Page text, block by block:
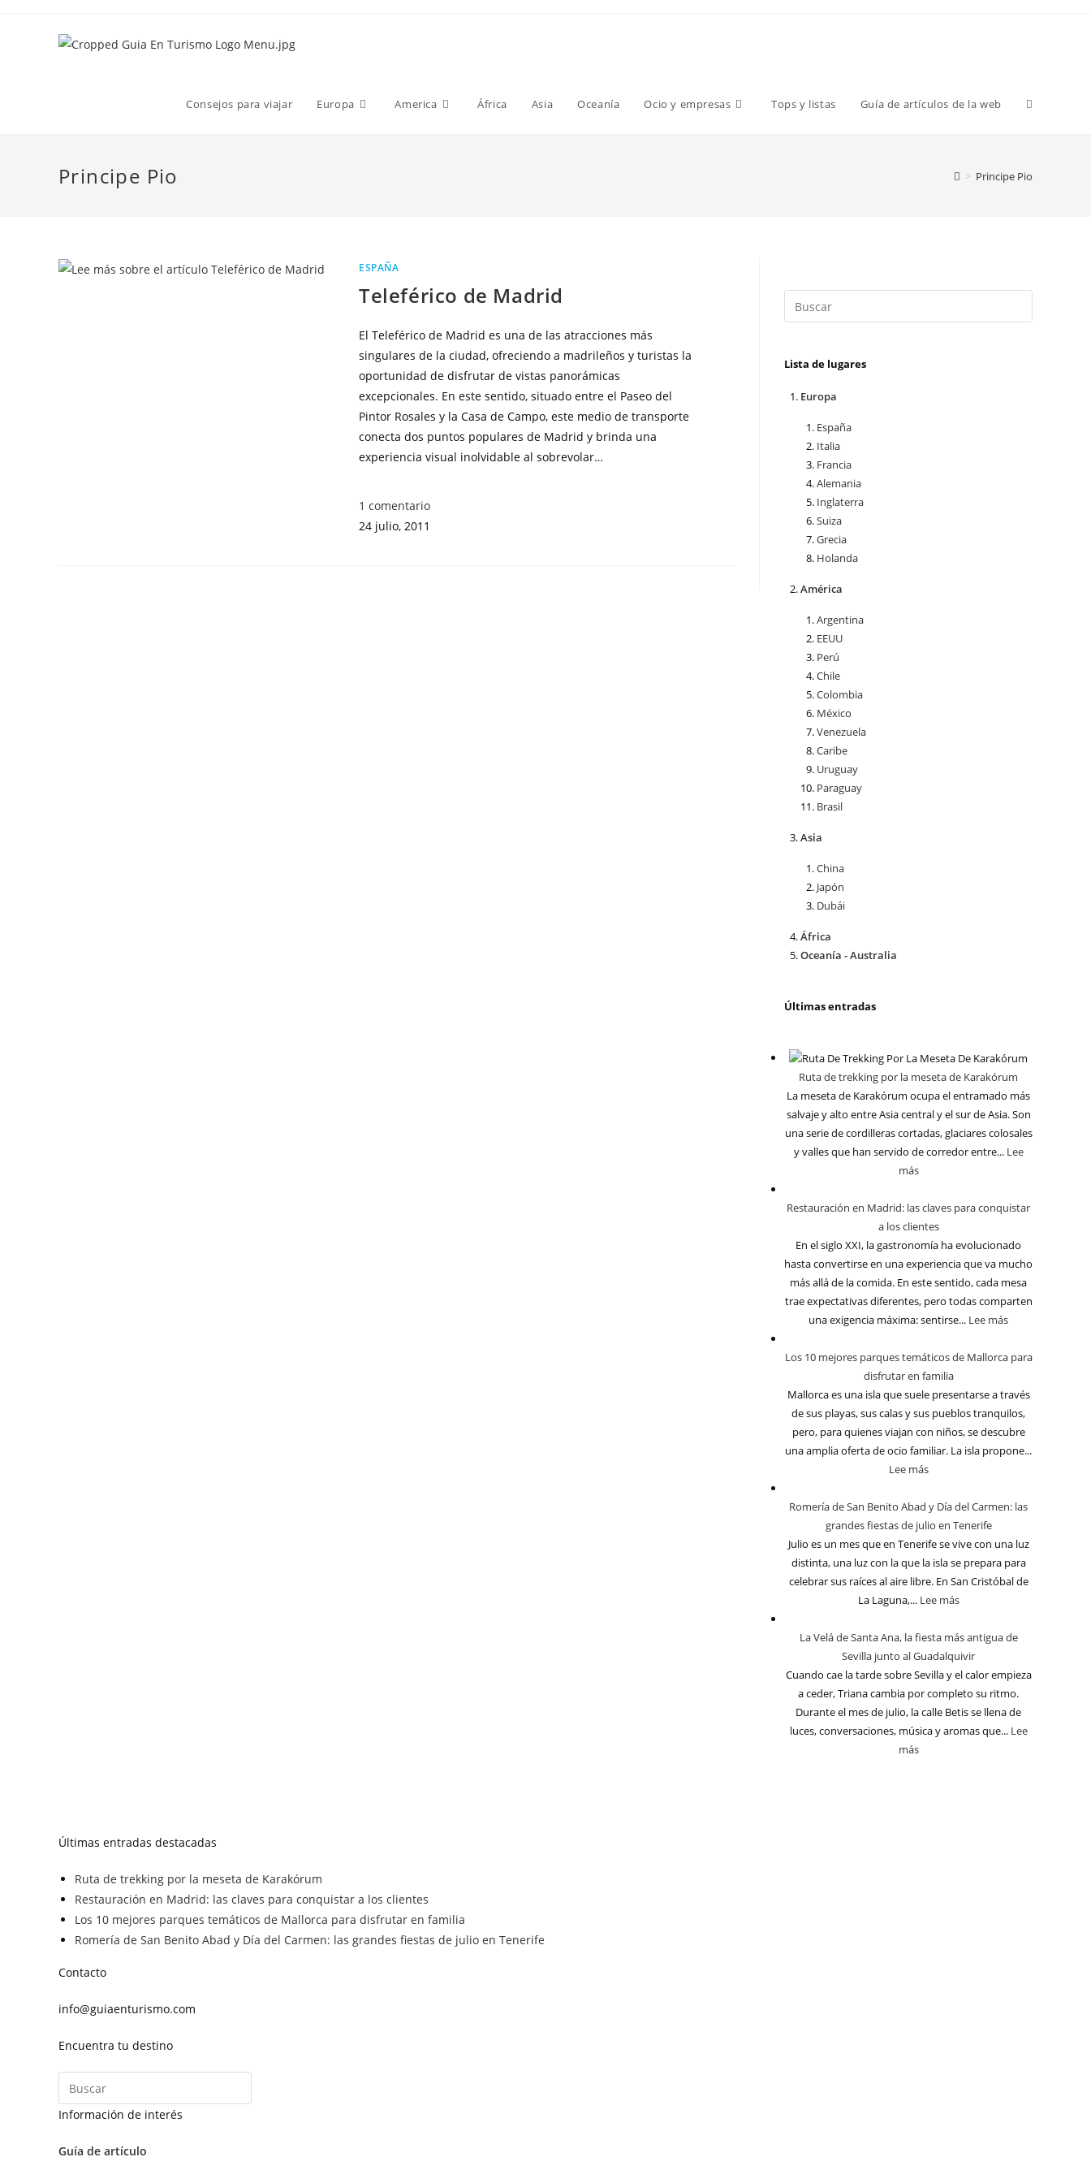
Consejos para viajar Europa America África Asia Oceanía Ocio y empresas Tops y listas Guía de artículos de la web
Principe Pio > Principe Pio
ESPAÑA
Teleférico de Madrid
El Teleférico de Madrid es una de las atracciones más
singulares de la ciudad, ofreciendo a madrileños y turistas la
oportunidad de disfrutar de vistas panorámicas
excepcionales. En este sentido, situado entre el Paseo del
Pintor Rosales y la Casa de Campo, este medio de transporte
conecta dos puntos populares de Madrid y brinda una
experiencia visual inolvidable al sobrevolar…
1 comentario
24 julio, 2011
Lista de lugares
Europa
España
Italia
Francia
Alemania
Inglaterra
Suiza
Grecia
Holanda
América
Argentina
EEUU
Perú
Chile
Colombia
México
Venezuela
Caribe
Uruguay
Paraguay
Brasil
Asia
China
Japón
Dubái
África
Oceanía - Australia
Últimas entradas
Ruta de trekking por la meseta de Karakórum
La meseta de Karakórum ocupa el entramado más
salvaje y alto entre Asia central y el sur de Asia. Son
una serie de cordilleras cortadas, glaciares colosales
y valles que han servido de corredor entre... Lee
más
Restauración en Madrid: las claves para conquistar
a los clientes
En el siglo XXI, la gastronomía ha evolucionado
hasta convertirse en una experiencia que va mucho
más allá de la comida. En este sentido, cada mesa
trae expectativas diferentes, pero todas comparten
una exigencia máxima: sentirse... Lee más
Los 10 mejores parques temáticos de Mallorca para
disfrutar en familia
Mallorca es una isla que suele presentarse a través
de sus playas, sus calas y sus pueblos tranquilos,
pero, para quienes viajan con niños, se descubre
una amplia oferta de ocio familiar. La isla propone...
Lee más
Romería de San Benito Abad y Día del Carmen: las
grandes fiestas de julio en Tenerife
Julio es un mes que en Tenerife se vive con una luz
distinta, una luz con la que la isla se prepara para
celebrar sus raíces al aire libre. En San Cristóbal de
La Laguna,... Lee más
La Velá de Santa Ana, la fiesta más antigua de
Sevilla junto al Guadalquivir
Cuando cae la tarde sobre Sevilla y el calor empieza
a ceder, Triana cambia por completo su ritmo.
Durante el mes de julio, la calle Betis se llena de
luces, conversaciones, música y aromas que... Lee
más
Últimas entradas destacadas
Ruta de trekking por la meseta de Karakórum
Restauración en Madrid: las claves para conquistar a los clientes
Los 10 mejores parques temáticos de Mallorca para disfrutar en familia
Romería de San Benito Abad y Día del Carmen: las grandes fiestas de julio en Tenerife
Contacto
info@guiaenturismo.com
Encuentra tu destino
Información de interés
Guía de artículo